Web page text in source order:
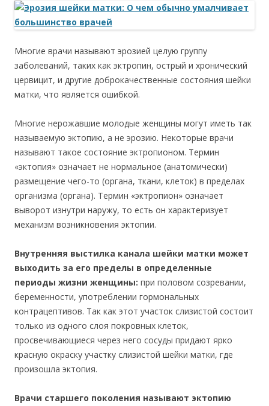
Многие врачи называют эрозией целую группу
заболеваний, таких как эктропин, острый и хронический
цервицит, и другие доброкачественные состояния шейки
матки, что является ошибкой.
Многие нерожавшие молодые женщины могут иметь так
называемую эктопию, а не эрозию. Некоторые врачи
называют такое состояние эктропионом. Термин
«эктопия» означает не нормальное (анатомически)
размещение чего-то (органа, ткани, клеток) в пределах
организма (органа). Термин «эктропион» означает
выворот изнутри наружу, то есть он характеризует
механизм возникновения эктопии.
Внутренняя выстилка канала шейки матки может
выходить за его пределы в определенные
периоды жизни женщины: при половом созревании,
беременности, употреблении гормональных
контрацептивов. Так как этот участок слизистой состоит
только из одного слоя покровных клеток,
просвечивающиеся через него сосуды придают ярко
красную окраску участку слизистой шейки матки, где
произошла эктопия.
Врачи старшего поколения называют эктопию